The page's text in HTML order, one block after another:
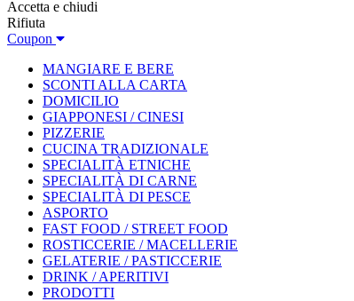
Accetta e chiudi
Rifiuta
Coupon
MANGIARE E BERE
SCONTI ALLA CARTA
DOMICILIO
GIAPPONESI / CINESI
PIZZERIE
CUCINA TRADIZIONALE
SPECIALITÀ ETNICHE
SPECIALITÀ DI CARNE
SPECIALITÀ DI PESCE
ASPORTO
FAST FOOD / STREET FOOD
ROSTICCERIE / MACELLERIE
GELATERIE / PASTICCERIE
DRINK / APERITIVI
PRODOTTI